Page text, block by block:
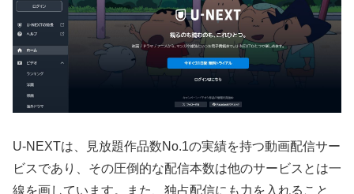
U-NEXTは、見放題作品数No.1の実績を持つ動画配信サー
ビスであり、その圧倒的な配信本数は他のサービスとは一
線を画しています。また、独占配信にも力を入れること